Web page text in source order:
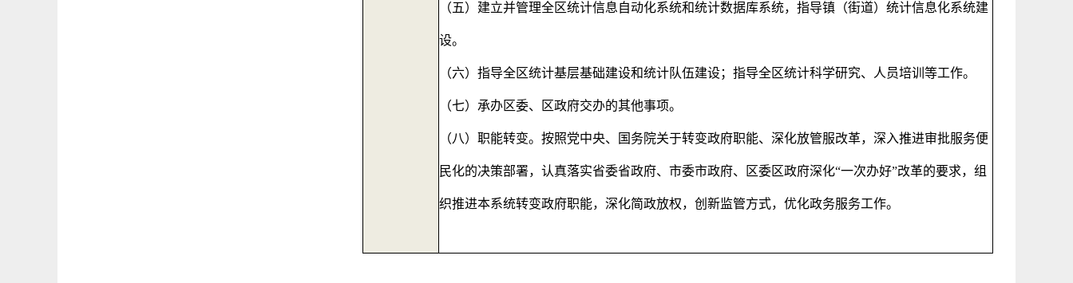
（五）建立并管理全区统计信息自动化系统和统计数据库系统，指导镇（街道）统计信息化系统建
设。
（六）指导全区统计基层基础建设和统计队伍建设；指导全区统计科学研究、人员培训等工作。
（七）承办区委、区政府交办的其他事项。
（八）职能转变。按照党中央、国务院关于转变政府职能、深化放管服改革，深入推进审批服务便
民化的决策部署，认真落实省委省政府、市委市政府、区委区政府深化“一次办好”改革的要求，组
织推进本系统转变政府职能，深化简政放权，创新监管方式，优化政务服务工作。